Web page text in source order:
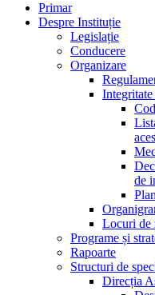
Primar
Despre Instituție
Legislație
Conducere
Organizare
de
Locuri de
Programe și
Rapoarte
Structuri de
Direcția